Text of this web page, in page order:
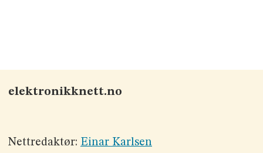
elektronikknett.no
Nettredaktør: Einar Karlsen